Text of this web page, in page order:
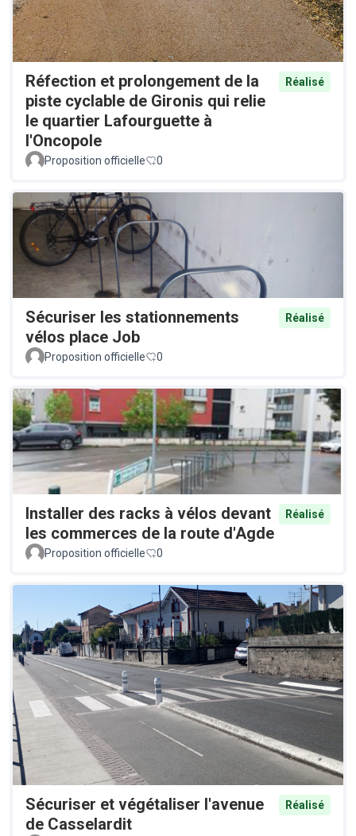
Réfection et prolongement de la
piste cyclable de Gironis qui relie
le quartier Lafourguette à
l'Oncopole
Réalisé
Proposition officielle 0
Sécuriser les stationnements
vélos place Job
Réalisé
Proposition officielle 0
Installer des racks à vélos devant
les commerces de la route d'Agde
Réalisé
Proposition officielle 0
Sécuriser et végétaliser l'avenue
de Casselardit
Réalisé